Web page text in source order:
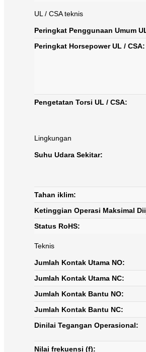
UL / CSA teknis
Peringkat Penggunaan Umum
Peringkat Horsepower UL / CSA:
Pengetatan Torsi UL / CSA:
Lingkungan
Suhu Udara Sekitar:
Tahan iklim:
Ketinggian Operasi Maksimal
Status RoHS:
Teknis
Jumlah Kontak Utama NO:
Jumlah Kontak Utama NC:
Jumlah Kontak Bantu NO:
Jumlah Kontak Bantu NC:
Dinilai Tegangan Operasional:
Nilai frekuensi (f):